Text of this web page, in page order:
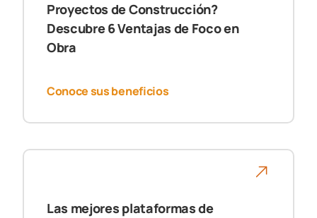
Proyectos de Construcción?
Descubre 6 Ventajas de Foco en
Obra
Conoce sus beneficios
Las mejores plataformas de